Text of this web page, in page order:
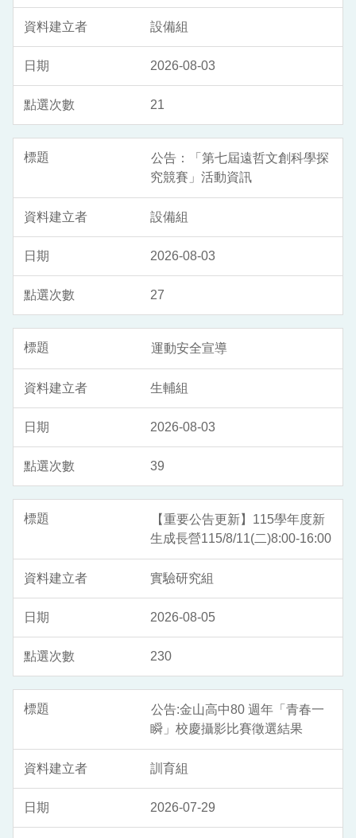
設備組
2026-08-03
21
公告：「第七屆遠哲文創科學探
究競賽」活動資訊
設備組
2026-08-03
27
運動安全宣導
生輔組
2026-08-03
39
【重要公告更新】115學年度新
生成長營115/8/11(二)8:00-16:00
實驗研究組
2026-08-05
230
公告:金山高中80 週年「青春一
瞬」校慶攝影比賽徵選結果
訓育組
2026-07-29